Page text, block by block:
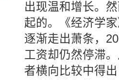
出现温和增长。
起的。《经济学
逐渐走出萧条，
工资却仍然停滞
者横向比较中得